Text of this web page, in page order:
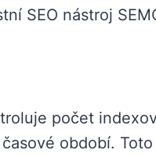
SEO nástroj
počet
období.